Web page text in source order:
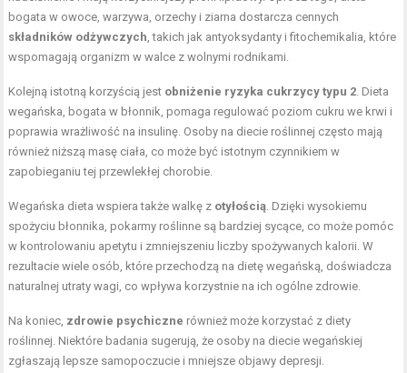
bogata w owoce, warzywa, orzechy i ziarna dostarcza cennych
składników odżywczych, takich jak antyoksydanty i fitochemikalia, które
wspomagają organizm w walce z wolnymi rodnikami.
Kolejną istotną korzyścią jest obniżenie ryzyka cukrzycy typu 2. Dieta
wegańska, bogata w błonnik, pomaga regulować poziom cukru we krwi i
poprawia wrażliwość na insulinę. Osoby na diecie roślinnej często mają
również niższą masę ciała, co może być istotnym czynnikiem w
zapobieganiu tej przewlekłej chorobie.
Wegańska dieta wspiera także walkę z otyłością. Dzięki wysokiemu
spożyciu błonnika, pokarmy roślinne są bardziej sycące, co może pomóc
w kontrolowaniu apetytu i zmniejszeniu liczby spożywanych kalorii. W
rezultacie wiele osób, które przechodzą na dietę wegańską, doświadcza
naturalnej utraty wagi, co wpływa korzystnie na ich ogólne zdrowie.
Na koniec, zdrowie psychiczne również może korzystać z diety
roślinnej. Niektóre badania sugerują, że osoby na diecie wegańskiej
zgłaszają lepsze samopoczucie i mniejsze objawy depresji.